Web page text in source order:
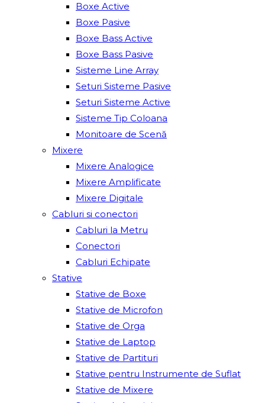
Boxe Active
Boxe Pasive
Boxe Bass Active
Boxe Bass Pasive
Sisteme Line Array
Seturi Sisteme Pasive
Seturi Sisteme Active
Sisteme Tip Coloana
Monitoare de Scenă
Mixere
Mixere Analogice
Mixere Amplificate
Mixere Digitale
Cabluri si conectori
Cabluri la Metru
Conectori
Cabluri Echipate
Stative
Stative de Boxe
Stative de Microfon
Stative de Orga
Stative de Laptop
Stative de Partituri
Stative pentru Instrumente de Suflat
Stative de Mixere